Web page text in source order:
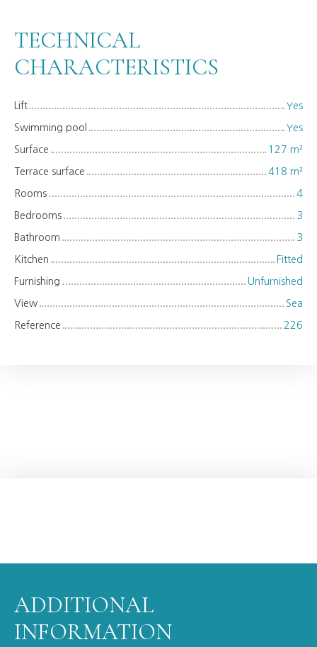
TECHNICAL
CHARACTERISTICS
Lift Yes
Swimming pool Yes
Surface 127 m²
Terrace surface 418 m²
Rooms 4
Bedrooms 3
Bathroom 3
Kitchen Fitted
Furnishing Unfurnished
View Sea
Reference 226
ADDITIONAL
INFORMATION